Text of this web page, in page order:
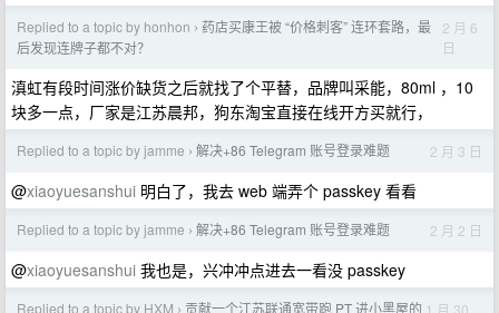
Replied to a topic by honhon › 药店买康王被 “价格刺客” 连环套路，最
后发现连牌子都不对？
2 月 6
日
滇虹有段时间涨价缺货之后就找了个平替，品牌叫采能，80ml ，10
块多一点，厂家是江苏晨邦，狗东淘宝直接在线开方买就行，
Replied to a topic by jamme › 解决+86 Telegram 账号登录难题 2 月 3 日
@xiaoyuesanshui 明白了，我去 web 端弄个 passkey 看看
Replied to a topic by jamme › 解决+86 Telegram 账号登录难题 2 月 2 日
@xiaoyuesanshui 我也是，兴冲冲点进去一看没 passkey
Replied to a topic by HXM › 贡献一个江苏联通宽带跑 PT 进小黑屋的 1 月 30